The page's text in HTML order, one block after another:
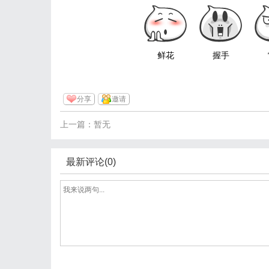
鲜花 握手
分享 邀请
上一篇：暂无
最新评论(0)